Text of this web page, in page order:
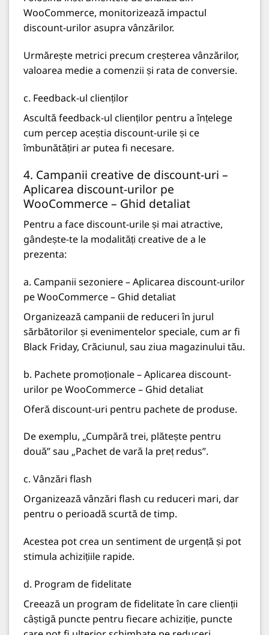
WooCommerce, monitorizează impactul
discount-urilor asupra vânzărilor.
Urmărește metrici precum creșterea vânzărilor,
valoarea medie a comenzii și rata de conversie.
c. Feedback-ul clienților
Ascultă feedback-ul clienților pentru a înțelege
cum percep aceștia discount-urile și ce
îmbunătățiri ar putea fi necesare.
4. Campanii creative de discount-uri –
Aplicarea discount-urilor pe
WooCommerce – Ghid detaliat
Pentru a face discount-urile și mai atractive,
gândește-te la modalități creative de a le
prezenta:
a. Campanii sezoniere – Aplicarea discount-urilor
pe WooCommerce – Ghid detaliat
Organizează campanii de reduceri în jurul
sărbătorilor și evenimentelor speciale, cum ar fi
Black Friday, Crăciunul, sau ziua magazinului tău.
b. Pachete promoționale – Aplicarea discount-
urilor pe WooCommerce – Ghid detaliat
Oferă discount-uri pentru pachete de produse.
De exemplu, „Cumpără trei, plătește pentru
două” sau „Pachet de vară la preț redus”.
c. Vânzări flash
Organizează vânzări flash cu reduceri mari, dar
pentru o perioadă scurtă de timp.
Acestea pot crea un sentiment de urgență și pot
stimula achizițiile rapide.
d. Program de fidelitate
Creează un program de fidelitate în care clienții
câștigă puncte pentru fiecare achiziție, puncte